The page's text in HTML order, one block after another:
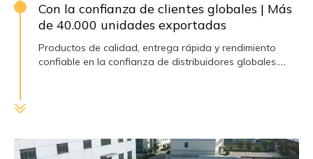
adaptado a las necesidades de su mercado.
Con la confianza de clientes globales | Más
de 40.000 unidades exportadas
Productos de calidad, entrega rápida y rendimiento
confiable en la confianza de distribuidores globales.